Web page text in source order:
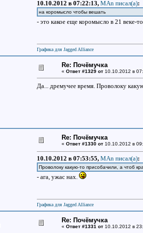
10.10.2012 в 07:22:13, MAn писал(a):
на коромысло чтобы вешать
- это какое еще коромысло в 21 веке-
Графика для Jagged Alliance
Re: Почёмучка
« Ответ #1329 от10.10.2012 в
Да... дремучее время. Проволоку
Re: Почёмучка
« Ответ #1330 от10.10.2012 в
10.10.2012 в 07:53:55, MAn писал(a):
Проволоку какую-то присобачили, а чтоб
- ага, ужас нах.
Графика для Jagged Alliance
Re: Почёмучка
« Ответ #1331 от10.10.2012 в